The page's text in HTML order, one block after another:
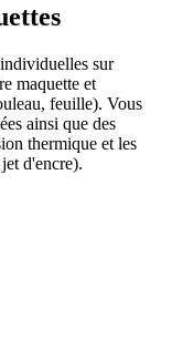
sur
maquette et
feuille). Vous
ainsi que des
thermique et les
d'encre).